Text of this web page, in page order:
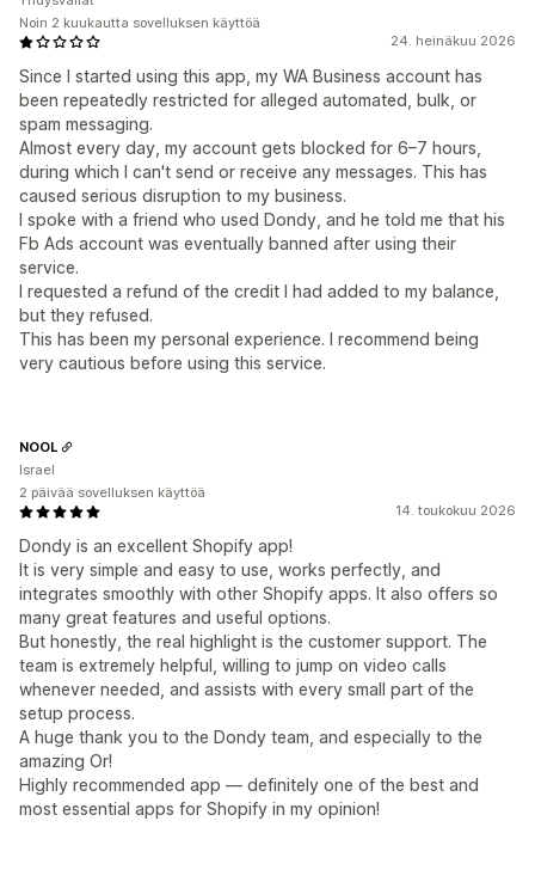
24. heinäkuu 2026
Since I started using this app, my WA Business account has
been repeatedly restricted for alleged automated, bulk, or
spam messaging.
Almost every day, my account gets blocked for 6–7 hours,
during which I can't send or receive any messages. This has
caused serious disruption to my business.
I spoke with a friend who used Dondy, and he told me that his
Fb Ads account was eventually banned after using their
service.
I requested a refund of the credit I had added to my balance,
but they refused.
This has been my personal experience. I recommend being
very cautious before using this service.
Noin 2 kuukautta sovelluksen käyttöä
14. toukokuu 2026
Dondy is an excellent Shopify app!
It is very simple and easy to use, works perfectly, and
integrates smoothly with other Shopify apps. It also offers so
many great features and useful options.
But honestly, the real highlight is the customer support. The
team is extremely helpful, willing to jump on video calls
whenever needed, and assists with every small part of the
setup process.
A huge thank you to the Dondy team, and especially to the
amazing Or!
Highly recommended app — definitely one of the best and
most essential apps for Shopify in my opinion!
NOOL
Israel
2 päivää sovelluksen käyttöä